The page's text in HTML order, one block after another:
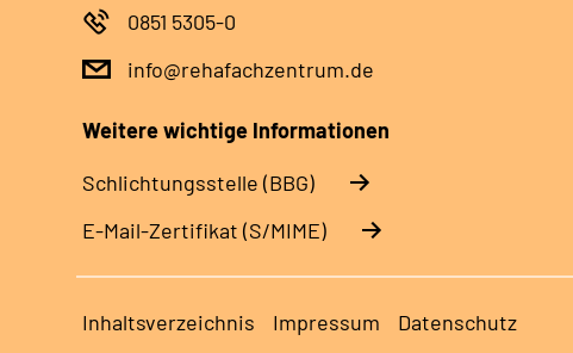
0851 5305-0
info@rehafachzentrum.de
Weitere wichtige Informationen
Schlichtungsstelle (BBG)
E-Mail-Zertifikat (S/MIME)
Inhaltsverzeichnis Impressum Datenschutz